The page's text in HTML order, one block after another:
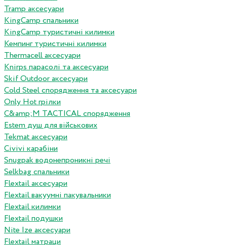
Tramp аксесуари
KingCamp спальники
KingCamp туристичні килимки
Кемпинг туристичні килимки
Thermacell аксесуари
Knirps парасолі та аксесуари
Skif Outdoor аксесуари
Cold Steel спорядження та аксесуари
Only Hot грілки
C&amp;M TACTICAL спорядження
Estem душ для військових
Tekmat аксесуари
Сivivi карабіни
Snugpak водонепроникні речі
Selkbag спальники
Flextail аксесуари
Flextail вакуумні пакувальники
Flextail килимки
Flextail подушки
Nite Ize аксесуари
Flextail матраци